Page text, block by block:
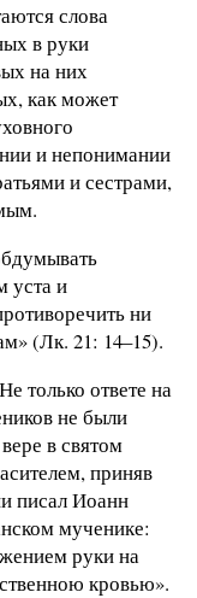
слова
в руки
на них
как может
и непонимании
и сестрами,
уста и
ни
(Лк. 21: 14–15).
только ответе на
не были
в святом
приняв
писал Иоанн
мученике:
руки на
кровью».